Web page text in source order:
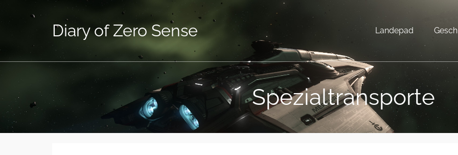
Diary of Zero Sense Landepad
Spezialtransporte